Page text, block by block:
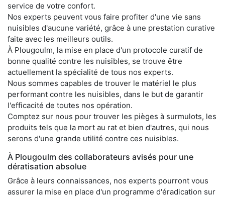
service de votre confort.
Nos experts peuvent vous faire profiter d'une vie sans
nuisibles d'aucune variété, grâce à une prestation curative
faite avec les meilleurs outils.
À Plougoulm, la mise en place d'un protocole curatif de
bonne qualité contre les nuisibles, se trouve être
actuellement la spécialité de tous nos experts.
Nous sommes capables de trouver le matériel le plus
performant contre les nuisibles, dans le but de garantir
l'efficacité de toutes nos opération.
Comptez sur nous pour trouver les pièges à surmulots, les
produits tels que la mort au rat et bien d'autres, qui nous
serons d'une grande utilité contre ces nuisibles.
À Plougoulm des collaborateurs avisés pour une
dératisation absolue
Grâce à leurs connaissances, nos experts pourront vous
assurer la mise en place d'un programme d'éradication sur